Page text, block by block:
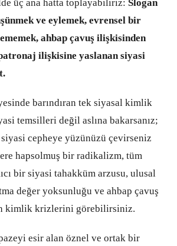
üç ana hatta toplayabiliriz: Slogan
ve eylemek, evrensel bir
ahbap çavuş ilişkisinden
ilişkisine yaslanan siyasi
barındıran tek siyasal kimlik
temsilleri değil aslına bakarsanız;
cepheye yüzünüzü çevirseniz
hapsolmuş bir radikalizm, tüm
bir siyasi tahakküm arzusu, ulusal
değer yoksunluğu ve ahbap çavuş
kimlik krizlerini görebilirsiniz.
esir alan öznel ve ortak bir